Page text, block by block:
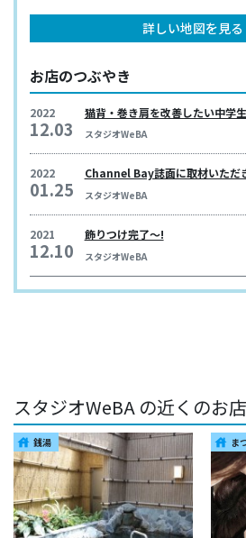
詳しい地図を見る
お店のつぶやき
2022
12.03
猫背・巻き肩を改善したい中学
スタジオWeBA
2022
01.25
Channel Bay誌面に取材いただ
スタジオWeBA
2021
12.10
飾りつけ完了〜!
スタジオWeBA
スタジオWeBA の近くのお店
house 銭湯 house ま